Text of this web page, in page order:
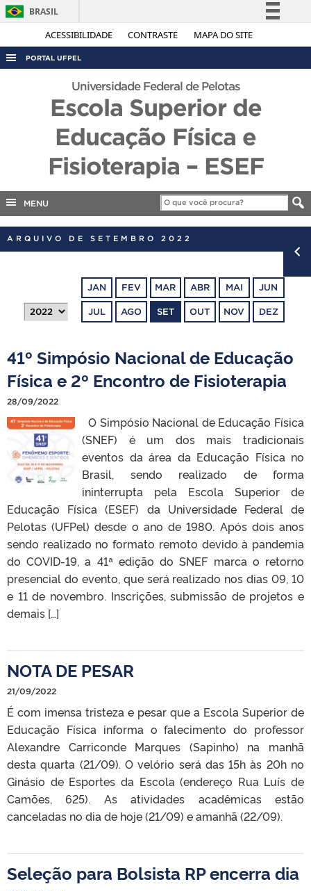
ACESSIBILIDADE CONTRASTE MAPA DO SITE
BRASIL
Simplifique!
Acesso à informação
Legislação
Canais
PORTAL UFPEL
ACESSO À INFORMAÇÃO
AUDITORIA
COBALTO
EDITAIS
INTERNACIONAL
Universidade Federal de Pelotas
Escola Superior de
Educação Física e
Fisioterapia – ESEF
MENU
ARQUIVO DE SETEMBRO 2022
JAN FEV MAR ABR MAI JUN
JUL AGO SET OUT NOV DEZ
41º Simpósio Nacional de Educação
Física e 2º Encontro de Fisioterapia
28/09/2022
O Simpósio Nacional de Educação Física
(SNEF) é um dos mais tradicionais
eventos da área da Educação Física no
Brasil, sendo realizado de forma
ininterrupta pela Escola Superior de
Educação Física (ESEF) da Universidade Federal de
Pelotas (UFPel) desde o ano de 1980. Após dois anos
sendo realizado no formato remoto devido à pandemia
do COVID-19, a 41ª edição do SNEF marca o retorno
presencial do evento, que será realizado nos dias 09, 10
e 11 de novembro. Inscrições, submissão de projetos e
demais […]
NOTA DE PESAR
21/09/2022
É com imensa tristeza e pesar que a Escola Superior de
Educação Física informa o falecimento do professor
Alexandre Carriconde Marques (Sapinho) na manhã
desta quarta (21/09). O velório será das 15h às 20h no
Ginásio de Esportes da Escola (endereço Rua Luís de
Camões, 625). As atividades acadêmicas estão
canceladas no dia de hoje (21/09) e amanhã (22/09).
Seleção para Bolsista RP encerra dia